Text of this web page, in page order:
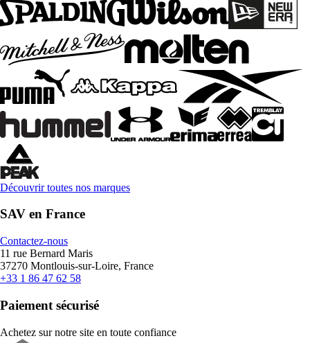
Découvrir toutes nos marques
SAV en France
Contactez-nous
11 rue Bernard Maris
37270 Montlouis-sur-Loire, France
+33 1 86 47 62 58
Paiement sécurisé
Achetez sur notre site en toute confiance